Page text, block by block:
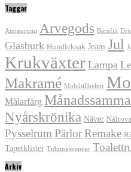
Taggar
Amigurumi Arvegods Barnfilt
Glasburk Hundleksak Jeans Jul
Krukväxter Lampa
Makramé Mobiltillbehör
Målarfärg
Nyårskrönika Näver Nåltova
Pysselrum PärlorRemake
Tapetklister Tidningspapper
Arkiv